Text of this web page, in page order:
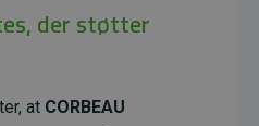
der støtter
at CORBEAU